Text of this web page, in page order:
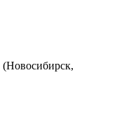
(Новосибирск,